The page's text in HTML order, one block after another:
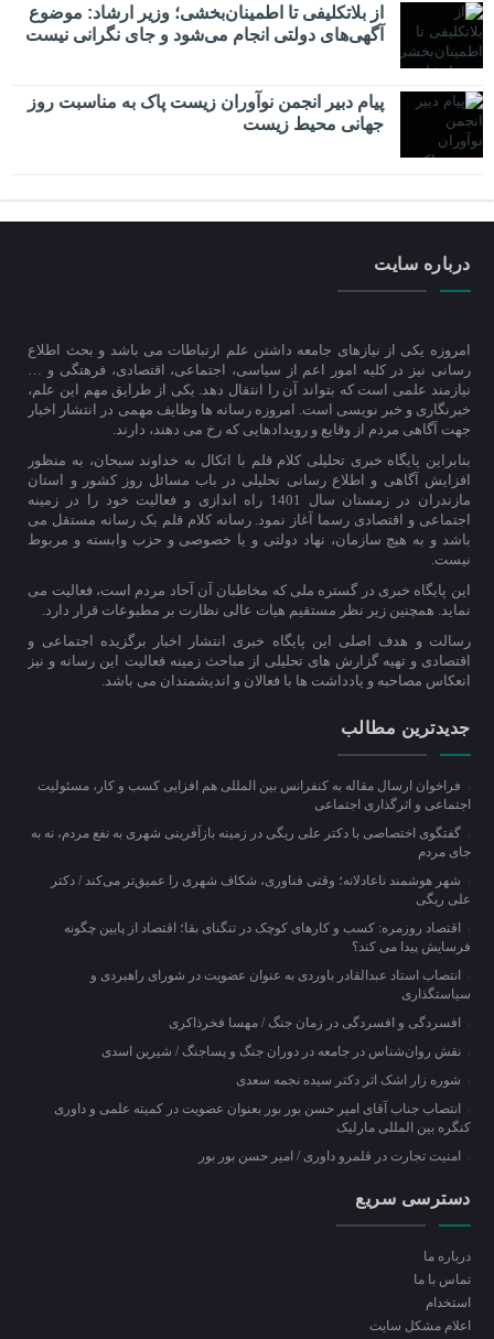
از بلاتکلیفی تا اطمینان‌بخشی؛ وزیر ارشاد: موضوع
آگهی‌های دولتی انجام می‌شود و جای نگرانی نیست
پیام دبیر انجمن نوآوران زیست پاک به مناسبت روز
جهانی محیط زیست
درباره سایت
امروزه یکی از نیازهای جامعه داشتن علم ارتباطات می باشد و بحث اطلاع
رسانی نیز در کلیه امور اعم از سیاسی، اجتماعی، اقتصادی، فرهتگی و …
نیازمند علمی است که بتواند آن را انتقال دهد. یکی از طرایق مهم این علم،
خبرنگاری و خبر نویسی است. امروزه رسانه ها وظایف مهمی در انتشار اخبار
جهت آگاهی مردم از وقایع و رویدادهایی که رخ می دهند، دارند.
بنابراین پایگاه خبری تحلیلی کلام قلم با اتکال به خداوند سبحان، به منظور
افزایش آگاهی و اطلاع رسانی تحلیلی در باب مسائل روز کشور و استان
مازندران در زمستان سال 1401 راه اندازی و فعالیت خود را در زمینه
اجتماعی و اقتصادی رسما آغاز نمود. رسانه کلام قلم یک رسانه مستقل می
باشد و به هیچ سازمان، نهاد دولتی و یا خصوصی و حزب وابسته و مربوط
نیست.
این پایگاه خبری در گستره ملی که مخاطبان آن آحاد مردم است، فعالیت می
نماید. همچنین زیر نظر مستقیم هیات عالی نظارت بر مطبوعات قرار دارد.
رسالت و هدف اصلی این پایگاه خبری انتشار اخبار برگزیده اجتماعی و
اقتصادی و تهیه گزارش های تحلیلی از مباحث زمینه فعالیت این رسانه و نیز
انعکاس مصاحبه و یادداشت ها با فعالان و اندیشمندان می باشد.
جدیدترین مطالب
فراخوان ارسال مقاله به کنفرانس بین المللی هم افزایی کسب و کار، مسئولیت
اجتماعی و اثرگذاری اجتماعی
گفتگوی اختصاصی با دکتر علی ریگی در زمینه بازآفرینی شهری به نفع مردم، نه به
جای مردم
شهر هوشمند ناعادلانه؛ وقتی فناوری، شکاف شهری را عمیق‌تر می‌کند / دکتر
علی ریگی
اقتصاد روزمره: کسب‌ و کارهای کوچک در تنگنای بقا؛ اقتصاد از پایین چگونه
فرسایش پیدا می کند؟
انتصاب استاد عبدالقادر باوردی به عنوان عضویت در شورای راهبردی و
سیاستگذاری
افسردگی و افسردگی در زمان جنگ / مهسا فخرذاکری
نقش روان‌شناس در جامعه در دوران جنگ و پساجنگ / شیرین اسدی
شوره زار اشک اثر دکتر سیده نجمه سعدی
انتصاب جناب آقای امیر حسن بور بور بعنوان عضویت در کمیته علمی و داوری
کنگره بین المللی مارلیک
امنیت تجارت در قلمرو داوری / امیر حسن بور بور
دسترسی سریع
درباره ما
تماس با ما
استخدام
اعلام مشکل سایت